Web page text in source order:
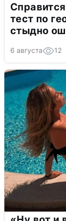
тест по
стыдно
6 августа 12